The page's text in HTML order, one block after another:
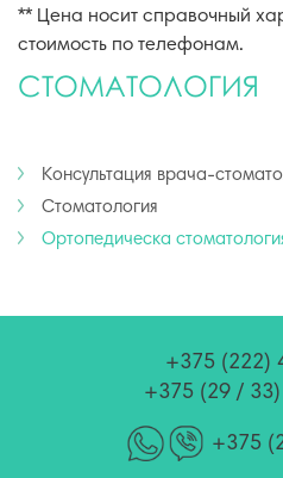
** Цена носит справочный
стоимость по телефонам.
СТОМАТОЛОГИЯ
Консультация врача-
Стоматология
Ортопедическа
+375 (222)
+375 (29 /
+375